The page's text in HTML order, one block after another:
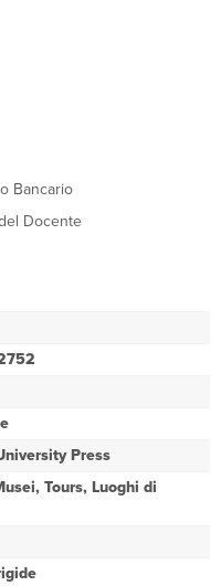
Bancario
Docente
Press
Tours, Luoghi di